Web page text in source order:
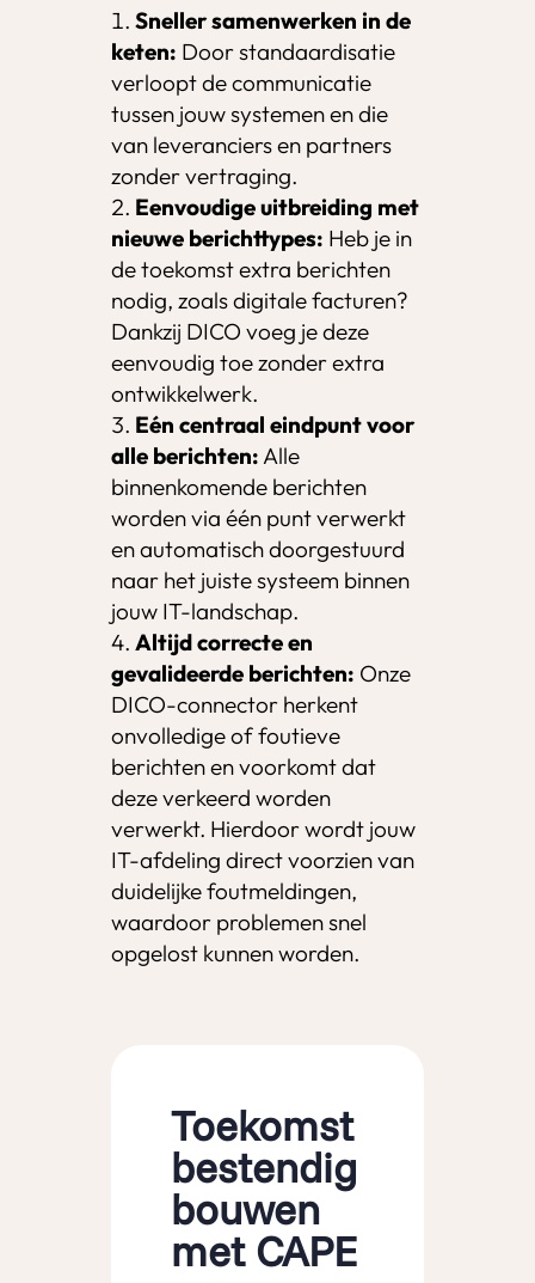
Sneller samenwerken in de
keten: Door standaardisatie
verloopt de communicatie
tussen jouw systemen en die
van leveranciers en partners
zonder vertraging.
Eenvoudige uitbreiding met
nieuwe berichttypes: Heb je in
de toekomst extra berichten
nodig, zoals digitale facturen?
Dankzij DICO voeg je deze
eenvoudig toe zonder extra
ontwikkelwerk.
Eén centraal eindpunt voor
alle berichten:Alle
binnenkomende berichten
worden via één punt verwerkt
en automatisch doorgestuurd
naar het juiste systeem binnen
jouw IT-landschap.
Altijd correcte en
gevalideerde berichten: Onze
DICO-connector herkent
onvolledige of foutieve
berichten en voorkomt dat
deze verkeerd worden
verwerkt. Hierdoor wordt jouw
IT-afdeling direct voorzien van
duidelijke foutmeldingen,
waardoor problemen snel
opgelost kunnen worden.
Toekomst
bestendig
bouwen
met CAPE